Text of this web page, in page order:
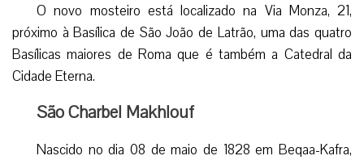
O novo mosteiro está localizado na Via Monza, 21,
próximo à Basílica de São João de Latrão, uma das quatro
Basílicas maiores de Roma que é também a Catedral da
Cidade Eterna.
São Charbel Makhlouf
Nascido no dia 08 de maio de 1828 em Beqaa-Kafra,